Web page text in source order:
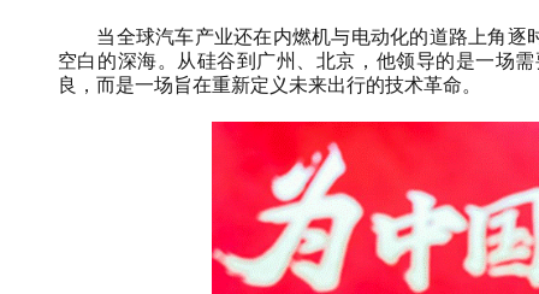
当全球汽车产业还在内燃机与电动化的道路上角逐
空白的深海。从硅谷到广州、北京，他领导的是一场
良，而是一场旨在重新定义未来出行的技术革命。